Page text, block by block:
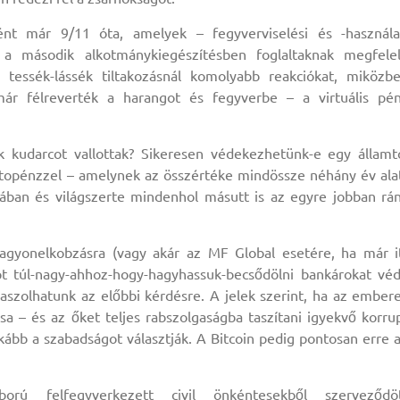
már 9/11 óta, amelyek – fegyverviselési és -
alkotmánykiegészítésben foglaltaknak
lássék tiltakozásnál komolyabb reakciókat,
félreverték a harangot és fegyverbe – a virtuális
vallottak? Sikeresen védekezhetünk-e egy
– amelynek az összértéke mindössze néhány év
és világszerte mindenhol másutt is az egyre jobban
(vagy akár az MF Global esetére, ha már
nagy-ahhoz-hogy-hagyhassuk-becsődölni bankárokat
az előbbi kérdésre. A jelek szerint, ha az
– és az őket teljes rabszolgaságba taszítani igyekvő
a szabadságot választják. A Bitcoin pedig pontosan erre
felfegyverkezett civil önkéntesekből